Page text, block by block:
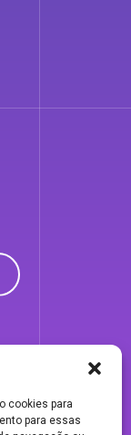
cookies para
para essas